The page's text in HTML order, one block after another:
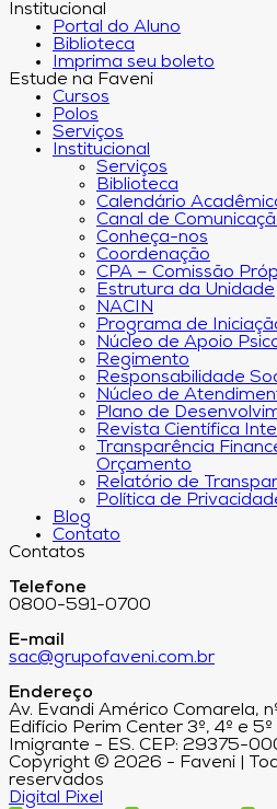
Institucional
Portal do Aluno
Biblioteca
Imprima seu boleto
Estude na Faveni
Cursos
Polos
Serviços
Institucional
Serviços
Biblioteca
Calendário
Canal de
Conheça-nos
Coordenação
CPA – Comissão
Estrutura da Unidade
NACIN
Programa de
Núcleo de Apoio
Regimento
Responsabilidade
Núcleo de
Plano de
Revista Científica
Transparência
Orçamento
Relatório de
Política de
Blog
Contato
Contatos
Telefone
0800-591-0700
E-mail
sac@grupofaveni.com.br
Endereço
Av. Evandi Américo Comarela,
Edifício Perim Center 3º, 4º e
Imigrante - ES. CEP: 29375-
Copyright © 2026 - Faveni |
reservados
Digital Pixel